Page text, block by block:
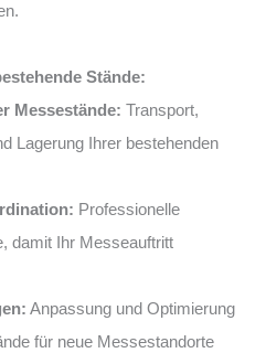
Stände:
Messestände: Transport,
Lagerung Ihrer bestehenden
Professionelle
damit Ihr Messeauftritt
Anpassung und Optimierung
für neue Messestandorte